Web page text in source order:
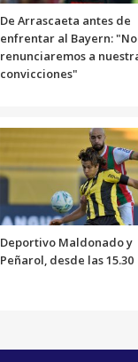
De Arrascaeta antes de
enfrentar al Bayern: "No
renunciaremos a
convicciones"
Deportivo Maldonado y
Peñarol, desde las 15.30